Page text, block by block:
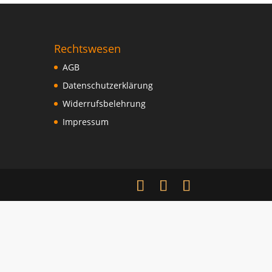
Rechtswesen
AGB
Datenschutzerklärung
Widerrufsbelehrung
Impressum